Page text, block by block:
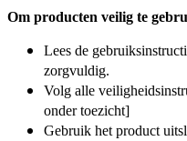
Om producten veilig te
Lees de
zorgvuldig.
Volg alle
onder toezicht]
Gebruik het product